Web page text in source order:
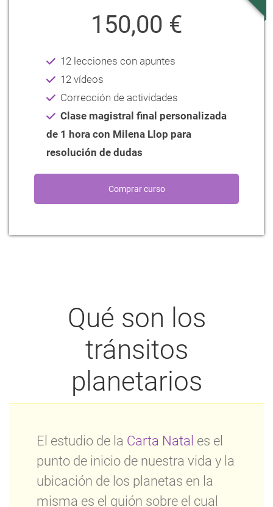
150,00 €
12 lecciones con apuntes
12 vídeos
Corrección de actividades
Clase magistral final personalizada
de 1 hora con Milena Llop para
resolución de dudas
Qué son los
tránsitos
planetarios
El estudio de la Carta Natal es el
punto de inicio de nuestra vida y la
ubicación de los planetas en la
misma es el guión sobre el cual